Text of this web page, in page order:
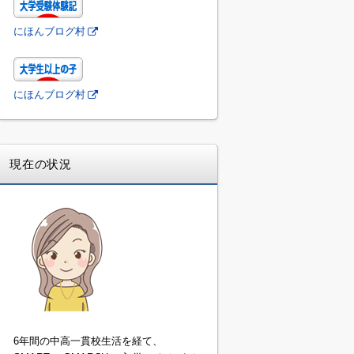
にほんブログ村
にほんブログ村
現在の状況
6年間の中高一貫校生活を経て、